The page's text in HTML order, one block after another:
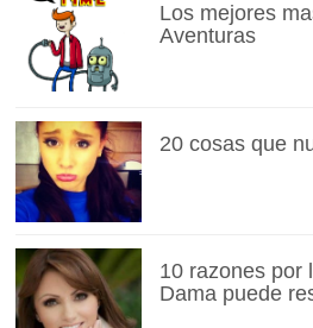
Los mejores
Aventuras
20 cosas que
10 razones por
Dama puede